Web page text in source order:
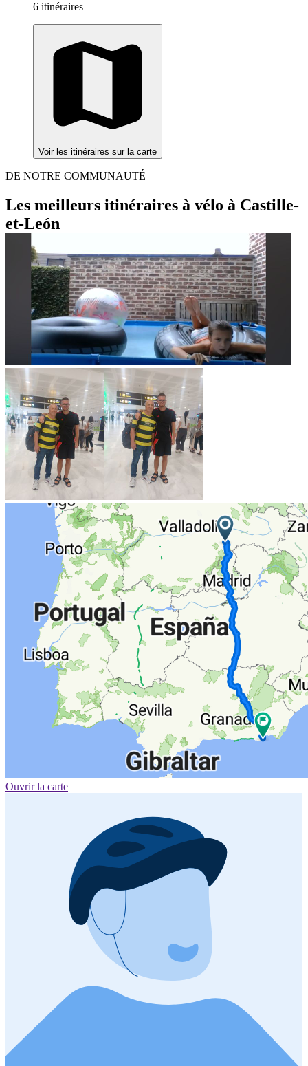
6 itinéraires
Voir les itinéraires sur la carte
DE NOTRE COMMUNAUTÉ
Les meilleurs itinéraires à vélo à Castille-
et-León
Ouvrir la carte